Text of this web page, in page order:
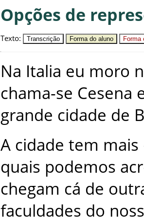
Opções de
Texto: Transcrição Forma do aluno Forma
Na Italia eu moro
chama-se Cesena
grande cidade de
A cidade tem mais
quais podemos
chegam cá de
faculdades do